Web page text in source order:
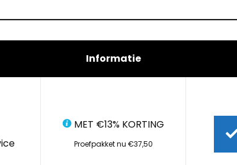
Informatie
MET €13% KORTING
Proefpakket nu €37,50